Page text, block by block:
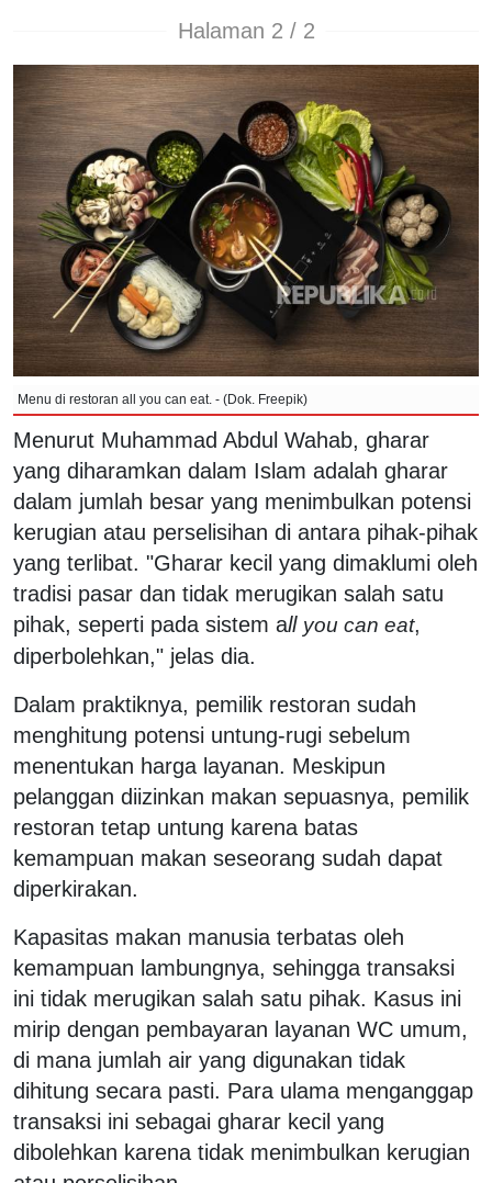
Halaman 2 / 2
Menu di restoran all you can eat. - (Dok. Freepik)
Menurut Muhammad Abdul Wahab, gharar
yang diharamkan dalam Islam adalah gharar
dalam jumlah besar yang menimbulkan potensi
kerugian atau perselisihan di antara pihak-pihak
yang terlibat. "Gharar kecil yang dimaklumi oleh
tradisi pasar dan tidak merugikan salah satu
pihak, seperti pada sistem all you can eat,
diperbolehkan," jelas dia.
Dalam praktiknya, pemilik restoran sudah
menghitung potensi untung-rugi sebelum
menentukan harga layanan. Meskipun
pelanggan diizinkan makan sepuasnya, pemilik
restoran tetap untung karena batas
kemampuan makan seseorang sudah dapat
diperkirakan.
Kapasitas makan manusia terbatas oleh
kemampuan lambungnya, sehingga transaksi
ini tidak merugikan salah satu pihak. Kasus ini
mirip dengan pembayaran layanan WC umum,
di mana jumlah air yang digunakan tidak
dihitung secara pasti. Para ulama menganggap
transaksi ini sebagai gharar kecil yang
dibolehkan karena tidak menimbulkan kerugian